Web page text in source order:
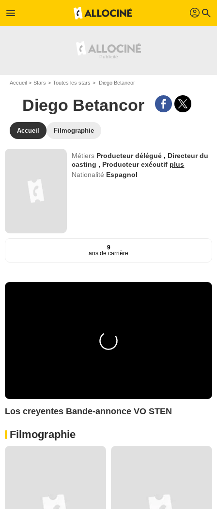
menu profil search
Accueil Stars Toutes les stars Diego Betancor
Diego Betancor
Accueil Filmographie
Métiers Producteur délégué , Directeur du
casting , Producteur exécutif plus
Nationalité Espagnol
9
ans de carrière
Los creyentes Bande-annonce VO STEN
Filmographie